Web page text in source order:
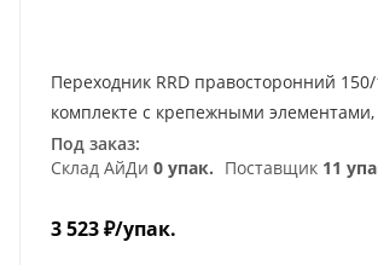
Переходник RRD правосторонний
комплекте с крепежными элементами,
Под заказ:
Склад АйДи 0 упак. Поставщик 11
3 523₽/упак.